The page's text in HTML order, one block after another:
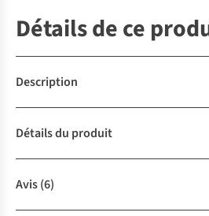
Détails de ce
Description
Détails du produit
Avis(6)